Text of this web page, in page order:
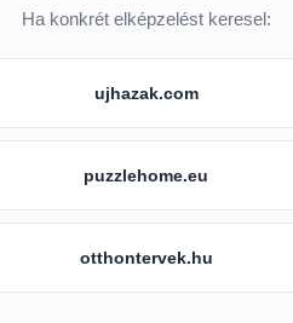
Ha konkrét elképzelést keresel:
ujhazak.com
puzzlehome.eu
otthontervek.hu